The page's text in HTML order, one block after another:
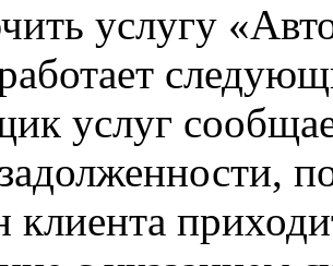
услугу
услуг
клиента